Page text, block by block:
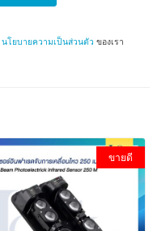
นโยบายความเป็นส่วนตัว ของเรา
ขายดี